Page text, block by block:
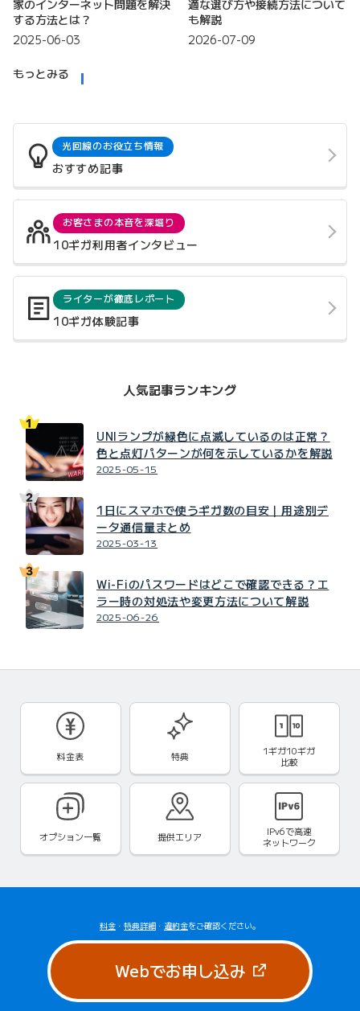
家のインターネット問題を解決
する方法とは？
2025-06-03
適な選び方や接続方法について
も解説
2026-07-09
もっとみる
光回線のお役立ち情報
おすすめ記事
お客さまの本音を深堀り
10ギガ利用者インタビュー
ライターが徹底レポート
10ギガ体験記事
人気記事ランキング
UNIランプが緑色に点滅しているのは正常？
色と点灯パターンが何を示しているかを解説
2025-05-15
1日にスマホで使うギガ数の目安｜用途別デ
ータ通信量まとめ
2025-03-13
Wi-Fiのパスワードはどこで確認できる？エ
ラー時の対処法や変更方法について解説
2025-06-26
料金表 特典
1ギガ10ギガ
比較
オプション一覧 提供エリア IPv6で高速
ネットワーク
料金 ・ 特典詳細 ・ 違約金をご確認ください。
Webでお申し込み（新しいタブ